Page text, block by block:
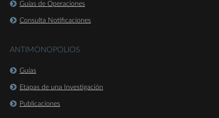
Guías de Operaciones
Consulta Notificaciones
ANTIMONOPOLIOS
Guías
Etapas de una Investigación
Publicaciones